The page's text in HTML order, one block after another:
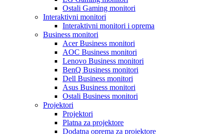
Ostali Gaming monitori
Interaktivni monitori
Interaktivni monitori i oprema
Business monitori
Acer Business monitori
AOC Business monitori
Lenovo Business monitori
BenQ Business monitori
Dell Business monitori
Asus Business monitori
Ostali Business monitori
Projektori
Projektori
Platna za projektore
Dodatna oprema za projektore